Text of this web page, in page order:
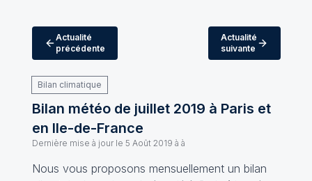
Actualité
précédente
Actualité
suivante
Bilan climatique
Bilan météo de juillet 2019 à Paris et
en Ile-de-France
Dernière mise à jour le 5 Août 2019 à à
Nous vous proposons mensuellement un bilan